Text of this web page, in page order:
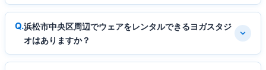
浜松市中央区周辺でウェアをレンタルできるヨガスタジ
オはありますか？